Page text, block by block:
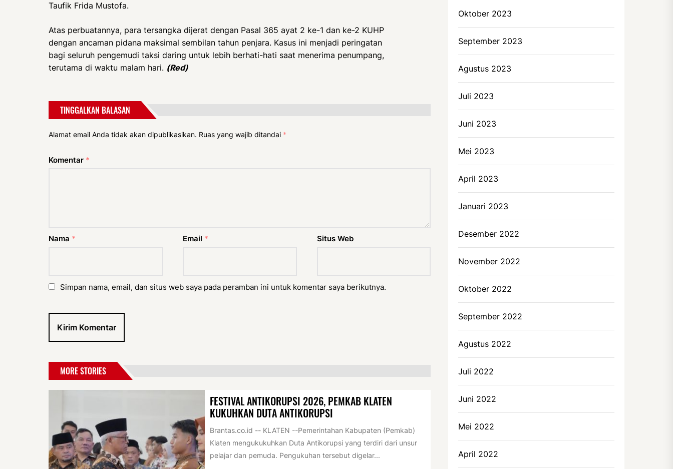
Taufik Frida Mustofa.
Atas perbuatannya, para tersangka dijerat dengan Pasal 365 ayat 2 ke-1 dan ke-2 KUHP
dengan ancaman pidana maksimal sembilan tahun penjara. Kasus ini menjadi peringatan
bagi seluruh pengemudi taksi daring untuk lebih berhati-hati saat menerima penumpang,
terutama di waktu malam hari. (Red)
TINGGALKAN BALASAN
Alamat email Anda tidak akan dipublikasikan. Ruas yang wajib ditandai *
Komentar *
Nama * Email * Situs Web
Simpan nama, email, dan situs web saya pada peramban ini untuk komentar saya berikutnya.
MORE STORIES
FESTIVAL ANTIKORUPSI 2026, PEMKAB KLATEN
KUKUHKAN DUTA ANTIKORUPSI
Brantas.co.id -- KLATEN --Pemerintahan Kabupaten (Pemkab)
Klaten mengukukuhkan Duta Antikorupsi yang terdiri dari unsur
pelajar dan pemuda. Pengukuhan tersebut digelar...
Oktober 2023
September 2023
Agustus 2023
Juli 2023
Juni 2023
Mei 2023
April 2023
Januari 2023
Desember 2022
November 2022
Oktober 2022
September 2022
Agustus 2022
Juli 2022
Juni 2022
Mei 2022
April 2022